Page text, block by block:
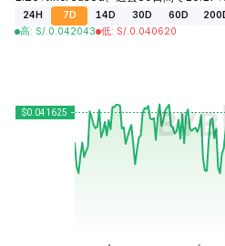
24H 7D 14D 30D 60D
高: S/. 0.042043 低: S/. 0.040620